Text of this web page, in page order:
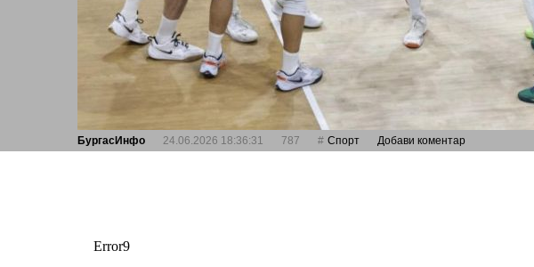
БургасИнфо 24.06.2026 18:36:31 787 Спорт Добави коментар